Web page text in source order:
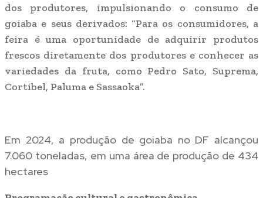
dos produtores, impulsionando o consumo de
goiaba e seus derivados: “Para os consumidores, a
feira é uma oportunidade de adquirir produtos
frescos diretamente dos produtores e conhecer as
variedades da fruta, como Pedro Sato, Suprema,
Cortibel, Paluma e Sassaoka”.
Em 2024, a produção de goiaba no DF alcançou
7.060 toneladas, em uma área de produção de 434
hectares